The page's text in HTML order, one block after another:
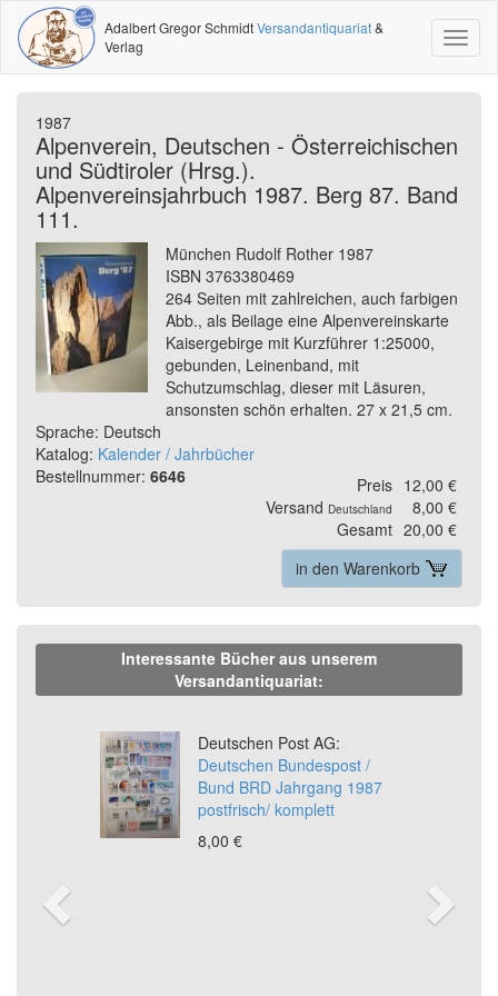
Adalbert Gregor SchmidtVersandantiquariat&
Verlag
1987
Alpenverein, Deutschen - Österreichischen
und Südtiroler (Hrsg.).
Alpenvereinsjahrbuch 1987. Berg 87. Band
111.
München Rudolf Rother 1987
ISBN 3763380469
264 Seiten mit zahlreichen, auch farbigen
Abb., als Beilage eine Alpenvereinskarte
Kaisergebirge mit Kurzführer 1:25000,
gebunden, Leinenband, mit
Schutzumschlag, dieser mit Läsuren,
ansonsten schön erhalten. 27 x 21,5 cm.
Sprache: Deutsch
Katalog: Kalender / Jahrbücher
Bestellnummer: 6646 Preis 12,00 €
Versand Deutschland
8,00 €
Gesamt 20,00 €
in den Warenkorb
Interessante Bücher aus unserem
Versandantiquariat:
Deutschen Post AG:
Deutschen Bundespost /
Bund BRD Jahrgang 1987
postfrisch/ komplett
8,00 €
Previous